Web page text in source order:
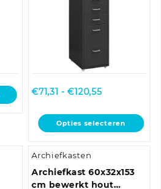
€71,31 - €120,55Prijsklasse:
tot
€120,55
Opties selecteren
Dit
product
meerdere
variaties.
Deze
Archiefkasten
Archiefkast 60x32x153
cm bewerkt hout